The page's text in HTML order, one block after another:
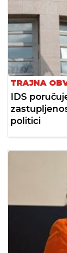
TRAJNA
IDS
politici